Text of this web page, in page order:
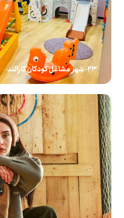
23- شهر مشاغل کودکان کارالند